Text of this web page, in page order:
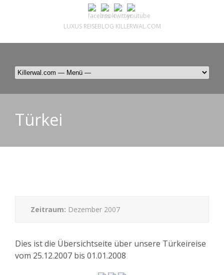
LUXUS REISEBLOG KILLERWAL.COM
Türkei
Zeitraum: Dezember 2007
Dies ist die Übersichtseite über unsere Türkeireise
vom 25.12.2007 bis 01.01.2008